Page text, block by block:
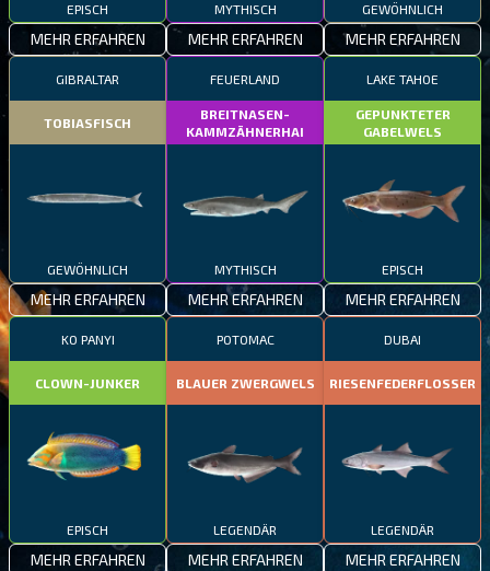
EPISCH
MEHR ERFAHREN
MYTHISCH
MEHR ERFAHREN
GEWÖHNLICH
MEHR ERFAHREN
GIBRALTAR
TOBIASFISCH
GEWÖHNLICH
MEHR ERFAHREN
FEUERLAND
BREITNASEN-
KAMMZÄHNERHAI
MYTHISCH
MEHR ERFAHREN
LAKE TAHOE
GEPUNKTETER
GABELWELS
EPISCH
MEHR ERFAHREN
KO PANYI
CLOWN-JUNKER
EPISCH
MEHR ERFAHREN
POTOMAC
BLAUER ZWERGWELS
LEGENDÄR
MEHR ERFAHREN
DUBAI
RIESENFEDERFLOSSER
LEGENDÄR
MEHR ERFAHREN